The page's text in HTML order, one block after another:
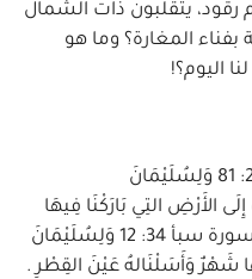
رقود، يتقلبون ذات الشمال
المغارة؟ وما هو
اليوم؟!
> س 194: جاء في سورة الأنبياء 21: 81 وَلِسُلَيْمَانَ
الأَرْضِ التِي بَارَكْنَا فِيهَا
وَكُنَّا بِكُلِّ شَيْءٍ عَالِمِينَ . وجاء في سورة سبأ 34: 12 وَلِسُلَيْمَانَ
شَهْرٌ وَأَسَلْنَالهُ عَيْنَ القِطْرِ .